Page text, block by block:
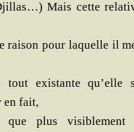
Mais cette
rai­son pour laquelle il
tout exis­tante qu’elle
en fait,
que plus visi­ble­ment